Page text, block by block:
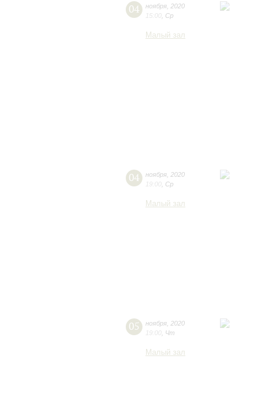
04 ноября 2020
15:00 Ср
Малый зал
04 ноября 2020
19:00 Ср
Малый зал
05 ноября 2020
19:00 Чт
Малый зал